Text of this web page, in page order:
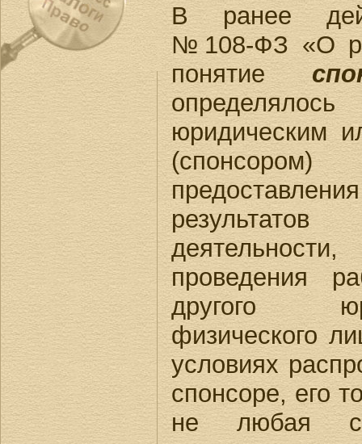
В ранее
№108-ФЗ «О
понятие
юридическим
проведения
другого
физического
условиях
спонсоре, его
не любая